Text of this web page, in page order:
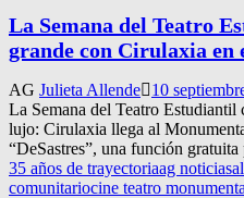
La Semana del Teatro
grande con Cirulaxia en
AG Julieta Allende 10
La Semana del Teatro Estudiantil
lujo: Cirulaxia llega al
“DeSastres”, una función gratuita
35 años de trayectoriaag noticias
comunitariocine teatro